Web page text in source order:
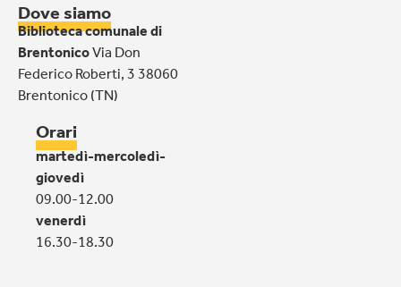
Dove siamo
Bibliotecacomunale di
BrentonicoVia Don
Federico Roberti, 3 38060
Brentonico (TN)
Orari
martedì-mercoledì-
giovedì
09.00-12.00
venerdì
16.30-18.30